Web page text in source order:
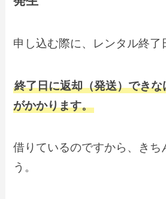
申し込む際に、レンタル終了
終了日に返却（発送）でき
がかかります。
借りているのですから、きち
う。